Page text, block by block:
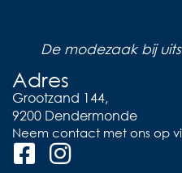
De modezaak bij
Adres
Grootzand 144,
9200 Dendermonde
Neem contact met ons op